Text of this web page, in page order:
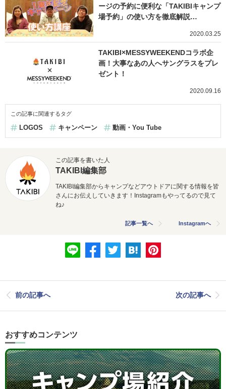
ージの予約に便利な「TAKIBIキャンプ
場予約」の使い方を徹底解説…
2020.03.25
TAKIBI×MESSYWEEKENDコラボ企
画！大事なあの人へサングラスをプレ
ゼント！
2020.09.16
この記事に関連するタグ
LOGOS キャンペーン 動画・You Tube
この記事を書いた人
TAKIBI編集部
TAKIBI編集部からキャンプなどアウトドアに関する情報を皆
さんにお伝えしていきます！Instagramもやってるので見て
ね♪
記事一覧へ Instagramへ
前の記事へ 次の記事へ
おすすめコンテンツ